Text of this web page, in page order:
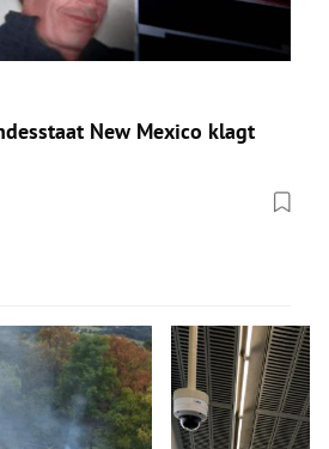
New Mexico klagt